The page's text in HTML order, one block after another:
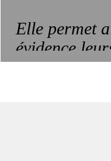
Elle permet
évidence
sur la réalité